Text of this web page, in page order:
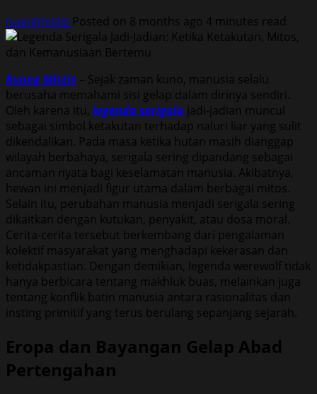
ruangmistis Posted on 8 months ago 4 minutes read
Ruang Mistis – Sejak zaman kuno, manusia selalu
berusaha memahami sisi gelap dalam dirinya sendiri.
Oleh karena itu, legenda serigala jadi-jadian muncul
sebagai simbol ketakutan terhadap naluri liar yang sulit
dikendalikan. Pada masa ketika hutan masih dianggap
wilayah berbahaya, serigala sering dipandang sebagai
ancaman nyata bagi keselamatan manusia. Akibatnya,
hewan ini menjadi figur utama dalam berbagai mitos.
Selain itu, perubahan manusia menjadi serigala sering
dikaitkan dengan kutukan, penyakit, atau dosa moral.
Cerita-cerita tersebut berkembang dari pengalaman
kolektif masyarakat yang menghadapi kekerasan dan
ketidakpastian. Dengan demikian, legenda werewolf tidak
hanya berbicara tentang makhluk buas, melainkan juga
tentang konflik batin manusia antara rasionalitas dan
insting primitif yang terus berulang sepanjang sejarah.
Eropa dan Bayangan Gelap Abad
Pertengahan